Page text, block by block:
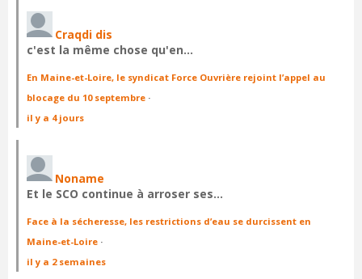
Craqdi dis
c'est la même chose qu'en…
En Maine-et-Loire, le syndicat Force Ouvrière rejoint l’appel au
blocage du 10 septembre ·
il y a 4 jours
Noname
Et le SCO continue à arroser ses…
Face à la sécheresse, les restrictions d’eau se durcissent en
Maine-et-Loire ·
il y a 2 semaines